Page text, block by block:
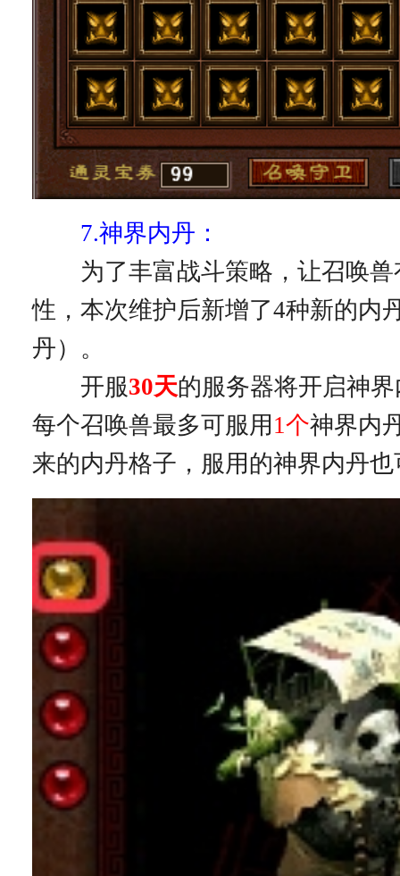
7.神界内丹：
为了丰富战斗策略，让召唤兽
性，本次维护后新增了4种新的内
丹）。
开服30天的服务器将开启神
每个召唤兽最多可服用 1个神界内
来的内丹格子，服用的神界内丹